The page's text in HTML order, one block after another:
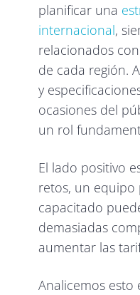
planificar una
internacional,
relacionados
de cada región.
y
ocasiones del
un rol
El lado positivo
retos, un equipo
capacitado
demasiadas
aumentar las
Analicemos esto